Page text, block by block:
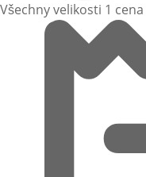
Všechny velikosti 1 cena